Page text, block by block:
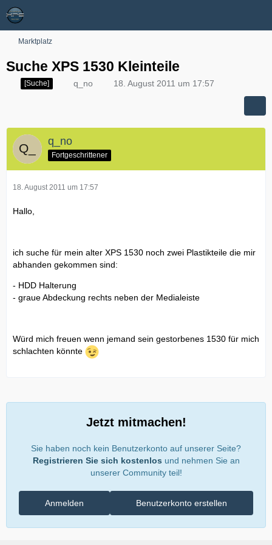
Marktplatz
Suche XPS 1530 Kleinteile
[Suche] q_no 18. August 2011 um 17:57
q_no
Fortgeschrittener
18. August 2011 um 17:57
Hallo,
ich suche für mein alter XPS 1530 noch zwei Plastikteile die mir
abhanden gekommen sind:
- HDD Halterung
- graue Abdeckung rechts neben der Medialeiste
Würd mich freuen wenn jemand sein gestorbenes 1530 für mich
schlachten könnte
Jetzt mitmachen!
Sie haben noch kein Benutzerkonto auf unserer Seite?
Registrieren Sie sich kostenlos und nehmen Sie an
unserer Community teil!
Benutzerkonto erstellen
Anmelden